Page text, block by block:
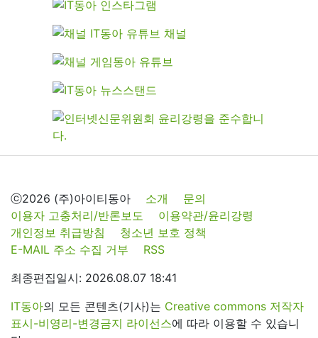
ⓒ2026 (주)아이티동아 소개
문의
이용자 고충처리/반론보도
이용약관/윤리강령
개인정보 취급방침
청소년 보호 정책
E-MAIL 주소 수집 거부
RSS
최종편집일시: 2026.08.07 18:41
IT동아의 모든 콘텐츠(기사)는 Creative commons 저작자
표시-비영리-변경금지 라이선스에 따라 이용할 수 있습니